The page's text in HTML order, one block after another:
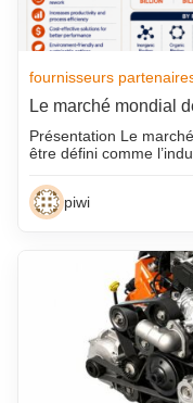
fournisseurs
Le marché mondial
Présentation Le
être défini comme
piwi